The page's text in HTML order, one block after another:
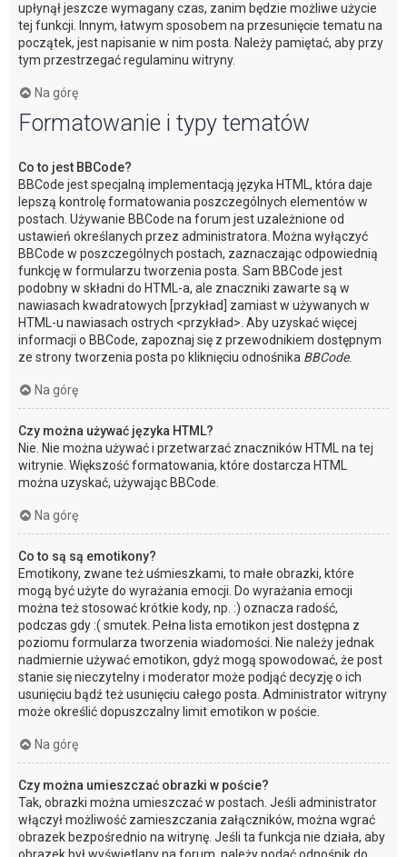
upłynął jeszcze wymagany czas, zanim będzie możliwe użycie
tej funkcji. Innym, łatwym sposobem na przesunięcie tematu na
początek, jest napisanie w nim posta. Należy pamiętać, aby przy
tym przestrzegać regulaminu witryny.
Na górę
Formatowanie i typy tematów
Co to jest BBCode?
BBCode jest specjalną implementacją języka HTML, która daje
lepszą kontrolę formatowania poszczególnych elementów w
postach. Używanie BBCode na forum jest uzależnione od
ustawień określanych przez administratora. Można wyłączyć
BBCode w poszczególnych postach, zaznaczając odpowiednią
funkcję w formularzu tworzenia posta. Sam BBCode jest
podobny w składni do HTML-a, ale znaczniki zawarte są w
nawiasach kwadratowych [przykład] zamiast w używanych w
HTML-u nawiasach ostrych <przykład>. Aby uzyskać więcej
informacji o BBCode, zapoznaj się z przewodnikiem dostępnym
ze strony tworzenia posta po kliknięciu odnośnika BBCode.
Na górę
Czy można używać języka HTML?
Nie. Nie można używać i przetwarzać znaczników HTML na tej
witrynie. Większość formatowania, które dostarcza HTML
można uzyskać, używając BBCode.
Na górę
Co to są są emotikony?
Emotikony, zwane też uśmieszkami, to małe obrazki, które
mogą być użyte do wyrażania emocji. Do wyrażania emocji
można też stosować krótkie kody, np. :) oznacza radość,
podczas gdy :( smutek. Pełna lista emotikon jest dostępna z
poziomu formularza tworzenia wiadomości. Nie należy jednak
nadmiernie używać emotikon, gdyż mogą spowodować, że post
stanie się nieczytelny i moderator może podjąć decyzję o ich
usunięciu bądź też usunięciu całego posta. Administrator witryny
może określić dopuszczalny limit emotikon w poście.
Na górę
Czy można umieszczać obrazki w poście?
Tak, obrazki można umieszczać w postach. Jeśli administrator
włączył możliwość zamieszczania załączników, można wgrać
obrazek bezpośrednio na witrynę. Jeśli ta funkcja nie działa, aby